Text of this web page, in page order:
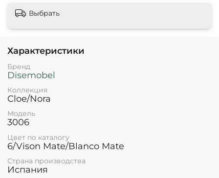
Выбрать
Характеристики
Бренд
Disemobel
Коллекция
Cloe/Nora
Модель
3006
Цвет по каталогу
6/Vison Mate/Blanco Mate
Страна производства
Испания